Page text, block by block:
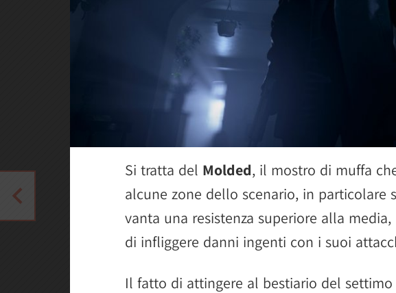
Si tratta del Molded, il mostro di muffa
alcune zone dello scenario, in particolare
vanta una resistenza superiore alla
di infliggere danni ingenti con i suoi
Il fatto di attingere al bestiario del